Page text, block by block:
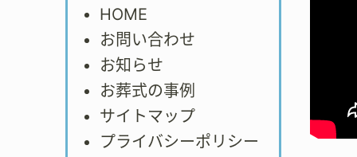
HOME
お問い合わせ
お知らせ
お葬式の事例
サイトマップ
プライバシーポリシー